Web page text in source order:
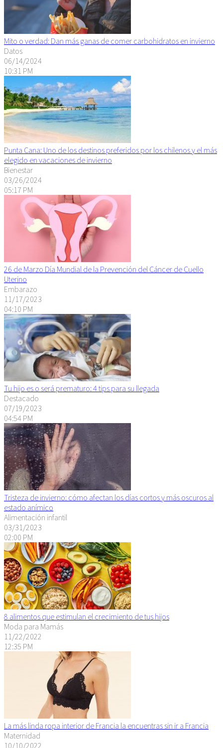
Mito o verdad: Dan más ganas de comer carbohidratos en invierno
Datos
06/14/2024
10:31 PM
Punta Cana: Uno de los destinos preferidos por los chilenos y el más
elegido en vacaciones de invierno
Bienestar
03/26/2024
05:17 PM
26 de Marzo Día Mundial de la Prevención del Cáncer de Cuello
Uterino
Embarazo
11/17/2023
04:10 PM
Tu hijo es o será prematuro: 4 tips para su llegada
Destacado
07/19/2023
04:54 PM
Tristeza de invierno: cómo afectan los días cortos y más oscuros al
estado anímico
Alimentación infantil
03/31/2023
02:00 PM
8 alimentos que estimulan el crecimiento de tus hijos
Moda para Mamás
11/22/2022
12:35 PM
La más linda ropa interior de Francia la encuentras sin ir a Francia
Maternidad
10/10/2022